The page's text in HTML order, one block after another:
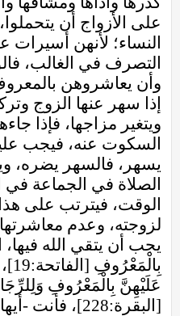
على الأزواج أن
النساء؛ لأنهن
التصرف في الغالب،
وأن يعاشروهن
إذا سهر عنها الزوج
ويتغير مزاجها، فإذا
السكوت عنه، فيجب
يسهر، فالسهر يضره،
الصلاة في الجماعة
الوقت، فيترتب على
لزوجته، وعدم
يجب أن يتقي الله
عَلَيْهِنَّ بِالْمَعْرُوفِ
[البقرة:228]،